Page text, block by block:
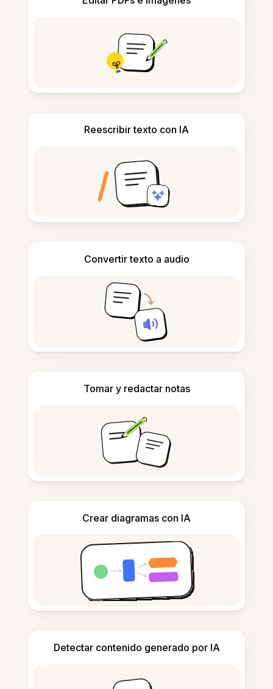
Reescribir texto con IA
Convertir texto a audio
Tomar y redactar notas
Crear diagramas con IA
Detectar contenido generado por IA